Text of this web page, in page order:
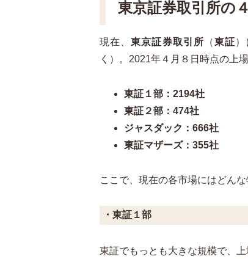
東京証券取引所の
現在、東京証券取引所 （東証
く）。2021年４月８日時点の上
東証１部：2194社
東証２部：474社
ジャスダック：666社
東証マザーズ：355社
ここで、現在の各市場にはどん
・東証１部
東証でもっとも大きな規模で、